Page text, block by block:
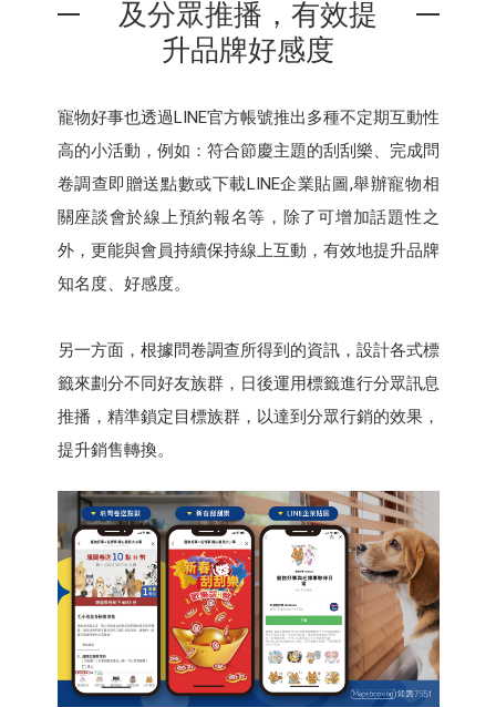
及分眾推播，有效提
升品牌好感度
寵物好事也透過LINE官方帳號推出多種不定期互動性
高的小活動，例如：符合節慶主題的刮刮樂、完成問
卷調查即贈送點數或下載LINE企業貼圖,舉辦寵物相
關座談會於線上預約報名等，除了可增加話題性之
外，更能與會員持續保持線上互動，有效地提升品牌
知名度、好感度。
另一方面，根據問卷調查所得到的資訊，設計各式標
籤來劃分不同好友族群，日後運用標籤進行分眾訊息
推播，精準鎖定目標族群，以達到分眾行銷的效果，
提升銷售轉換。